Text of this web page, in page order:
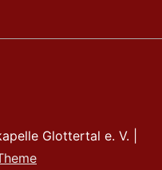
Glottertal e. V.